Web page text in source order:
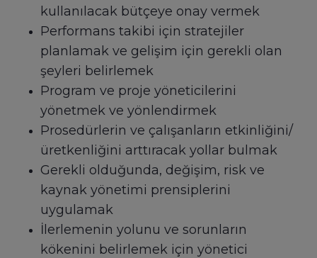
kullanılacak bütçeye onay vermek
Performans takibi için stratejiler
planlamak ve gelişim için gerekli olan
şeyleri belirlemek
Program ve proje yöneticilerini
yönetmek ve yönlendirmek
Prosedürlerin ve çalışanların etkinliğini/
üretkenliğini arttıracak yollar bulmak
Gerekli olduğunda, değişim, risk ve
kaynak yönetimi prensiplerini
uygulamak
İlerlemenin yolunu ve sorunların
kökenini belirlemek için yönetici